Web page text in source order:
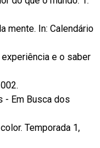
mente. In: Calendário
e o saber
- Em Busca dos
Temporada 1,